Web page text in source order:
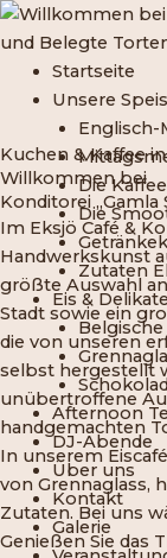
Zum
Inhalt
springenStartseite
Unsere
Die
Die
Zutaten
Eis &
Afternoon
DJ-Abende
Über uns
Kontakt
Galerie
Kuchen & Kaffee
Willkommen bei
Konditorei „Gamla
Im Eksjö Café &
Handwerkskunst
größte Auswahl
Stadt sowie ein
die von unseren
selbst hergestellt
unübertroffene
handgemachten
In unserem
von Grennaglass,
Zutaten. Bei uns
Genießen Sie das